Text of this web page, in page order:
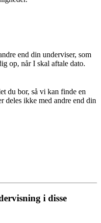
end din underviser, som
op, når I skal aftale dato.
du bor, så vi kan finde en
deles ikke med andre end din
i disse